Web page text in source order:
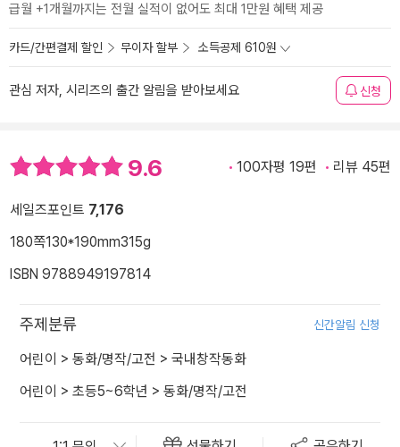
급월 +1개월까지는 전월 실적이 없어도 최대 1만원 혜택 제공
카드/간편결제 할인 무이자 할부 소득공제 610원
관심 저자, 시리즈의 출간 알림을 받아보세요 신청
9.6 100자평 19편 리뷰 45편
세일즈포인트 7,176
180쪽130*190mm315g
ISBN 9788949197814
주제분류 신간알림 신청
어린이 > 동화/명작/고전 > 국내창작동화
어린이 > 초등5~6학년 > 동화/명작/고전